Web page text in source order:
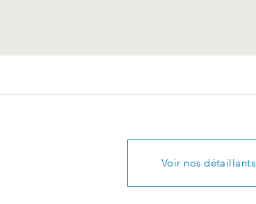
Voir nos détaillants